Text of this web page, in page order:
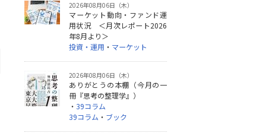
2026年08月06日（木）
マーケット動向・ファンド運
用状況 ＜月次レポート2026
年8月より＞
投資・運用 ・ マーケット
2026年08月06日（木）
ありがとうの本棚（今月の一
冊『思考の整理学』）
・ 39コラム
39コラム ・ ブック